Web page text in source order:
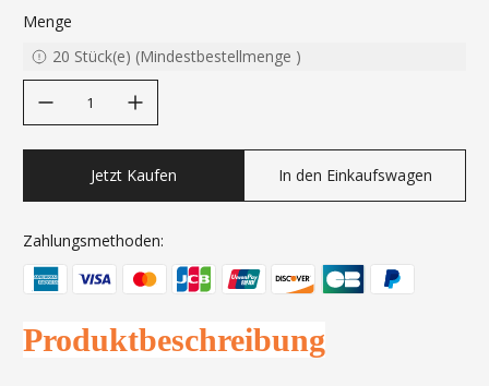
Menge
20 Stück(e) (Mindestbestellmenge )
Jetzt Kaufen In den Einkaufswagen
Zahlungsmethoden:
Produktbeschreibung